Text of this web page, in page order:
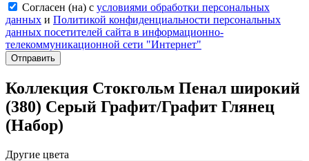
Согласен (на) с условиями обработки персональных
данных и Политикой конфиденциальности персональных
данных посетителей сайта в информационно-
телекоммуникационной сети "Интернет"
Отправить
Коллекция Стокгольм Пенал широкий
(380) Серый Графит/Графит Глянец
(Набор)
Другие цвета